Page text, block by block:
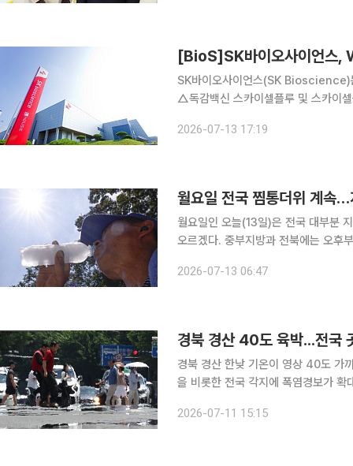
[BioS]SK바이오사이언스,
SK바이오사이언스(SK Bioscience)
△독감백신 스카이셀플루 및 스카이
서면심사 방식으로 완료했다고 13일
2026-07-13 17:19
월요일 전국 찜통더위 계속
월요일인 오늘(13일)은 전국 대부분
오르겠다. 중부지방과 전북에는 오후
도 안팎까지 오르겠다. 중부지방과 전
2026-07-13 06:47
경북 경산 40도 육박...전국
경북 경산 한낮 기온이 영상 40도 가
을 비롯한 전국 각지에 폭염경보가 확
보는 최고 체감온도 33도를 웃도는
2026-07-11 15:15